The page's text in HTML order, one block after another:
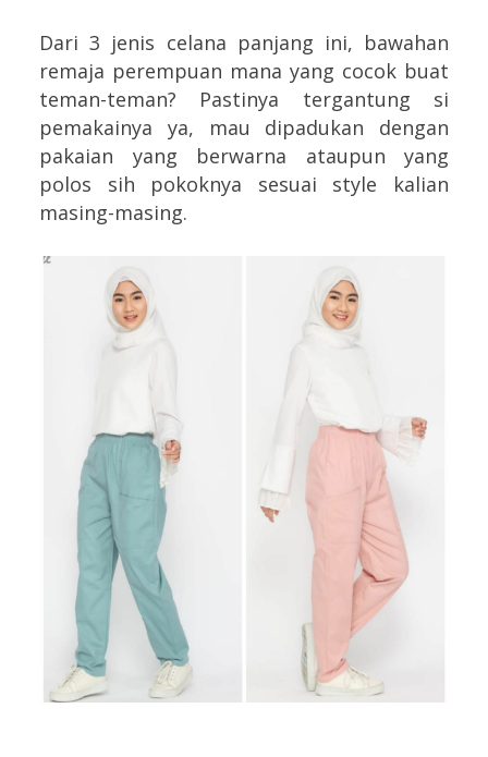
Dari 3 jenis celana panjang ini, bawahan
remaja perempuan mana yang cocok buat
teman-teman? Pastinya tergantung si
pemakainya ya, mau dipadukan dengan
pakaian yang berwarna ataupun yang
polos sih pokoknya sesuai style kalian
masing-masing.